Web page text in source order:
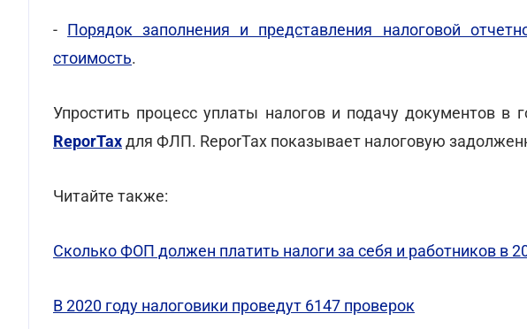
- Порядок заполнения и представления налоговой
стоимость.
Упростить процесс уплаты налогов и подачу документов в
ReporTaxдля ФЛП. ReporTax показывает налоговую
Читайте также:
Сколько ФОП должен платить налоги за себя и работников в
В 2020 году налоговики проведут 6147 проверок